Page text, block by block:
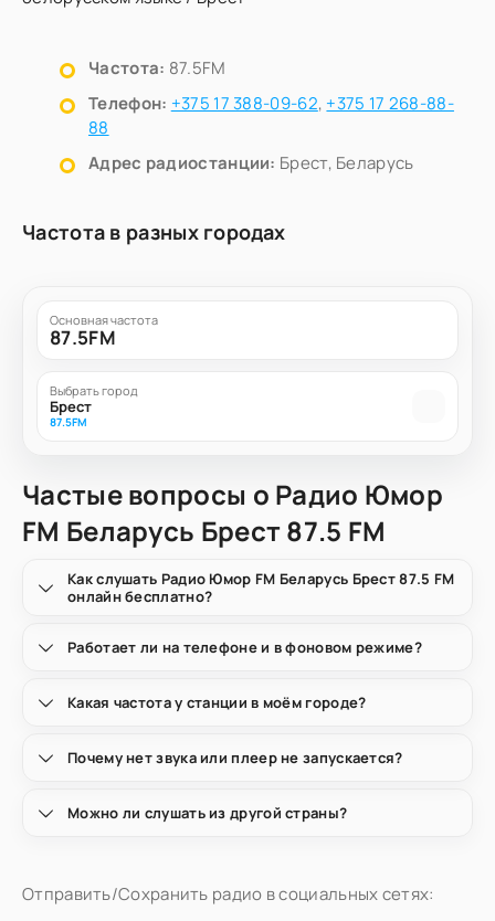
Частота: 87.5FM
Телефон: +375 17 388-09-62, +375 17 268-88-
88
Адрес радиостанции: Брест, Беларусь
Частота в разных городах
Основная частота
87.5FM
Выбрать город
Брест
87.5FM
Частые вопросы о Радио Юмор
FM Беларусь Брест 87.5 FM
Как слушать Радио Юмор FM Беларусь Брест 87.5 FM
онлайн бесплатно?
Работает ли на телефоне и в фоновом режиме?
Какая частота у станции в моём городе?
Почему нет звука или плеер не запускается?
Можно ли слушать из другой страны?
Отправить/Сохранить радио в социальных сетях: